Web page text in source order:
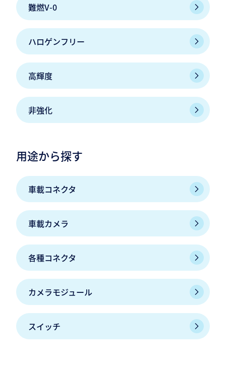
難燃V-0
ハロゲンフリー
高輝度
非強化
用途から探す
車載コネクタ
車載カメラ
各種コネクタ
カメラモジュール
スイッチ